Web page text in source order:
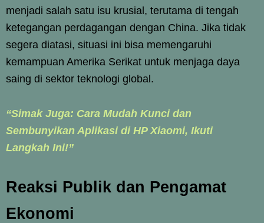
menjadi salah satu isu krusial, terutama di tengah
ketegangan perdagangan dengan China. Jika tidak
segera diatasi, situasi ini bisa memengaruhi
kemampuan Amerika Serikat untuk menjaga daya
saing di sektor teknologi global.
“Simak Juga: Cara Mudah Kunci dan
Sembunyikan Aplikasi di HP Xiaomi, Ikuti
Langkah Ini!”
Reaksi Publik dan Pengamat
Ekonomi